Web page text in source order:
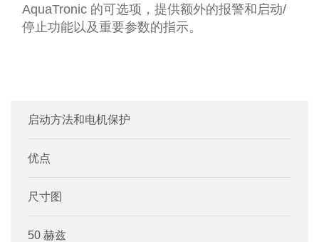
AquaTronic 的可选项，提供额外的报警和启动/
停止功能以及重要参数的指示。
启动方法和电机保护
优点
尺寸图
50 赫兹